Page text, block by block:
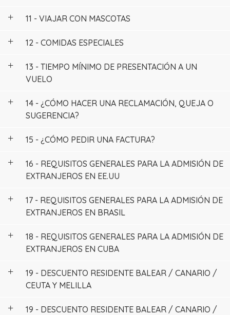
11 - VIAJAR CON MASCOTAS
12 - COMIDAS ESPECIALES
13 - TIEMPO MÍNIMO DE PRESENTACIÓN A UN
VUELO
14 - ¿CÓMO HACER UNA RECLAMACIÓN, QUEJA O
SUGERENCIA?
15 - ¿CÓMO PEDIR UNA FACTURA?
16 - REQUISITOS GENERALES PARA LA ADMISIÓN DE
EXTRANJEROS EN EE.UU
17 - REQUISITOS GENERALES PARA LA ADMISIÓN DE
EXTRANJEROS EN BRASIL
18 - REQUISITOS GENERALES PARA LA ADMISIÓN DE
EXTRANJEROS EN CUBA
19 - DESCUENTO RESIDENTE BALEAR / CANARIO /
CEUTA Y MELILLA
19 - DESCUENTO RESIDENTE BALEAR / CANARIO /